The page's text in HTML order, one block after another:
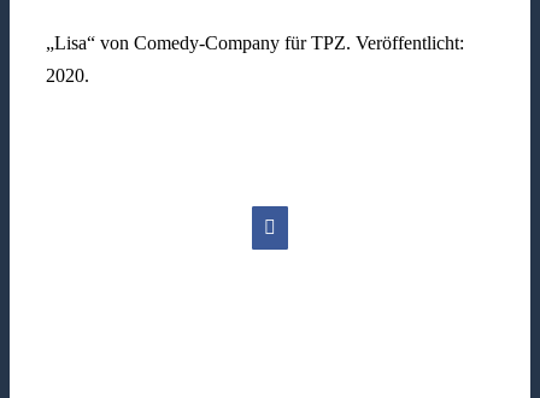
„Lisa“ von Comedy-Company für TPZ. Veröffentlicht:
2020.
Facebook